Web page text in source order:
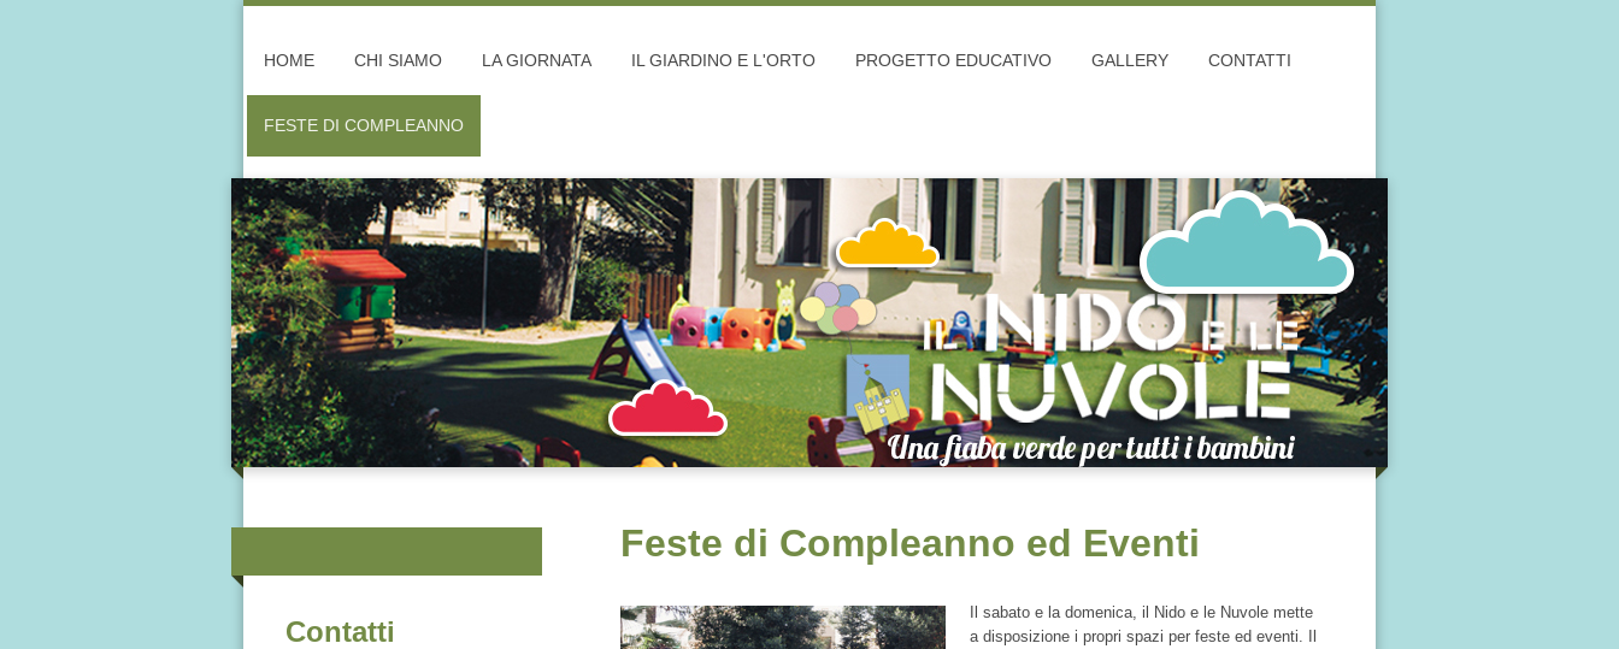
HOME CHI SIAMO LA GIORNATA IL GIARDINO E L'ORTO PROGETTO EDUCATIVO GALLERY CONTATTI
FESTE DI COMPLEANNO
Feste di Compleanno ed Eventi
Il sabato e la domenica, il Nido e le Nuvole mette
a disposizione i propri spazi per feste ed eventi. Il
Contatti